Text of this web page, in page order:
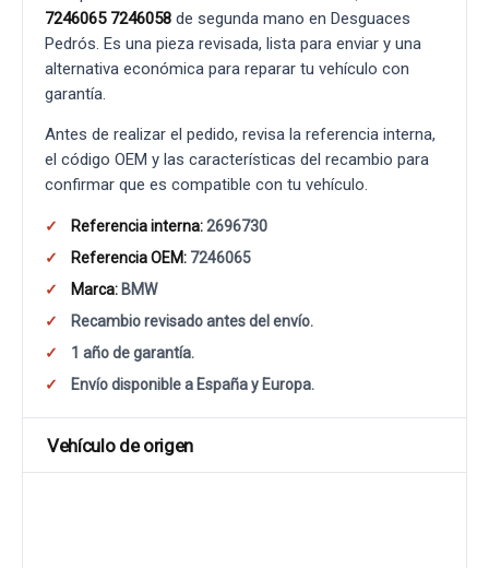
7246065 7246058 de segunda mano en Desguaces
Pedrós. Es una pieza revisada, lista para enviar y una
alternativa económica para reparar tu vehículo con
garantía.
Antes de realizar el pedido, revisa la referencia interna,
el código OEM y las características del recambio para
confirmar que es compatible con tu vehículo.
Referencia interna:2696730
Referencia OEM: 7246065
Marca: BMW
Recambio revisado antes del envío.
1 año de garantía.
Envío disponible a España y Europa.
Vehículo de origen